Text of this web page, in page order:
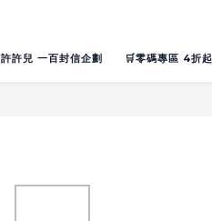
許許兒 一百封信企劃 🛒零碼專區 4折